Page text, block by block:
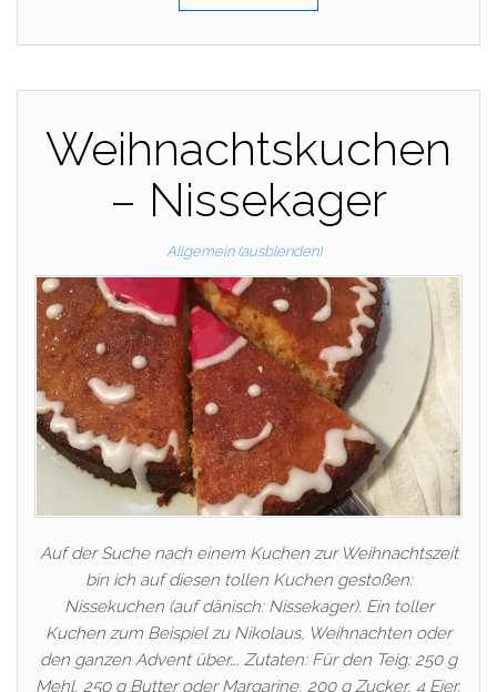
Weihnachtskuchen
– Nissekager
Allgemein (ausblenden)
Auf der Suche nach einem Kuchen zur Weihnachtszeit
bin ich auf diesen tollen Kuchen gestoßen:
Nissekuchen (auf dänisch: Nissekager). Ein toller
Kuchen zum Beispiel zu Nikolaus, Weihnachten oder
den ganzen Advent über…. Zutaten: Für den Teig: 250 g
Mehl, 250 g Butter oder Margarine, 200 g Zucker, 4 Eier,